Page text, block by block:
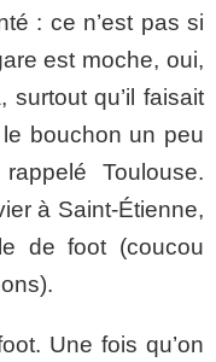
: ce n’est pas si
est moche, oui,
qu’il faisait
bouchon un peu
Toulouse.
à Saint-Étienne,
de foot (coucou
Une fois qu’on